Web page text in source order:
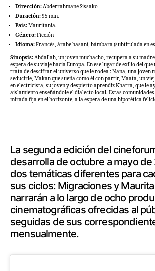
Dirección:Abderrahmane Sissako
Duración:95 min.
País:Mauritania.
Género:Ficción
Idioma:Francés, árabe hasaní, bámbara (subtitulada en
Sinopsis:Abdallah, un joven muchacho, recupera a su
espera de su viaje hacia Europa. En ese lugar de exilio del
trata de descifrar el universo que le rodea : Nana, una joven
seducirle, Makan que sueña como él con partir, Maata, un
en electricista, su joven y despierto aprendiz Khatra, que le
aislamiento enseñándole el dialecto local. Estas
mirada fija en el horizonte, a la espera de una hipotética
La segunda edición del
desarrolla de octubre a mayo
dos temáticas diferentes para
sus ciclos: Migraciones y
narrarán a lo largo de ocho
cinematográficas ofrecidas al
seguidas de sus
mensualmente.